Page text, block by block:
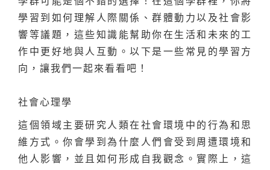
學習到如何理解人際關係、群體動力以及社會影
響等議題，這些知識能幫助你在生活和未來的工
作中更好地與人互動。以下是一些常見的學習方
向，讓我們一起來看看吧！
社會心理學
這個領域主要研究人類在社會環境中的行為和思
維方式。你會學到為什麼人們會受到周遭環境和
他人影響，並且如何形成自我觀念。實際上，這